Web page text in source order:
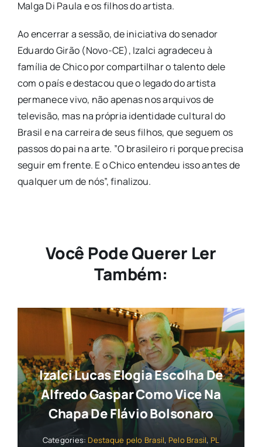
Malga Di Paula e os filhos do artista.
​Ao encerrar a sessão, de iniciativa do senador
Eduardo Girão (Novo-CE), Izalci agradeceu à
família de Chico por compartilhar o talento dele
com o país e destacou que o legado do artista
permanece vivo, não apenas nos arquivos de
televisão, mas na própria identidade cultural do
Brasil e na carreira de seus filhos, que seguem os
passos do pai na arte. ​”O brasileiro ri porque precisa
seguir em frente. E o Chico entendeu isso antes de
qualquer um de nós”, finalizou.
Você Pode Querer Ler
Também:
Izalci Lucas Elogia Escolha De
Alfredo Gaspar Como Vice Na
Chapa De Flávio Bolsonaro
Categories: Destaque pelo Brasil, Pelo Brasil, PL